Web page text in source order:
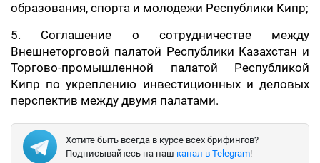
образования, спорта и молодежи Республики Кипр;
5. Соглашение о сотрудничестве между
Внешнеторговой палатой Республики Казахстан и
Торгово-промышленной палатой Республикой
Кипр по укреплению инвестиционных и деловых
перспектив между двумя палатами.
Хотите быть всегда в курсе всех брифингов?
Подписывайтесь на наш канал в Telegram!